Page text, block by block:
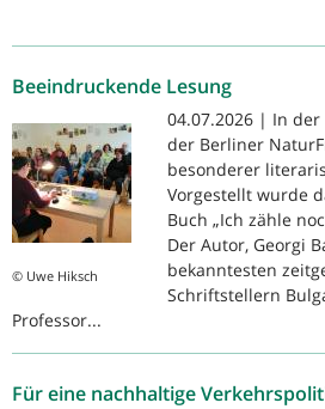
Beeindruckende Lesung
© Uwe Hiksch
04.07.2026 | In der
der Berliner
besonderer
Vorgestellt wurde
Buch „Ich zähle
Der Autor, Georgi
bekanntesten
Schriftstellern
Professor...
Für eine nachhaltige